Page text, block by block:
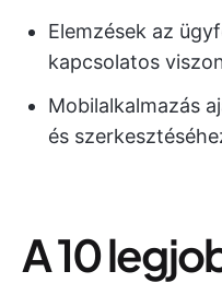
Elemzések az
kapcsolatos
Mobilalkalmazás
és
A 10